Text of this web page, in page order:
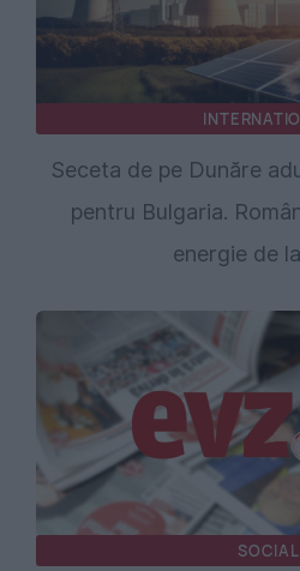
Seceta de pe Dunăre
pentru Bulgaria.
energie de
SOCIAL